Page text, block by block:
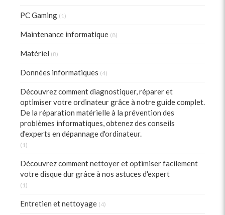
PC Gaming (1)
Maintenance informatique (8)
Matériel (8)
Données informatiques (4)
Découvrez comment diagnostiquer, réparer et
optimiser votre ordinateur grâce à notre guide complet.
De la réparation matérielle à la prévention des
problèmes informatiques, obtenez des conseils
d'experts en dépannage d'ordinateur.
(1)
Découvrez comment nettoyer et optimiser facilement
votre disque dur grâce à nos astuces d'expert
(1)
Entretien et nettoyage (4)